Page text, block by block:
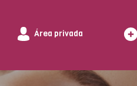
Área privada